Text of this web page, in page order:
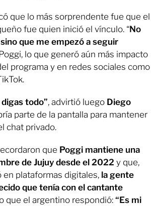
que lo más sorprendente fue que el
fue quien inició el vínculo. “No
que me empezó a seguir
lo que generó aún más impacto
programa y en redes sociales como
todo”, advirtió luego Diego
parte de la pantalla para mantener
chat privado.
que Poggi mantiene una
de Jujuy desde el 2022 y que,
plataformas digitales, la gente
que tenía con el cantante
que el argentino respondió: “Es mi